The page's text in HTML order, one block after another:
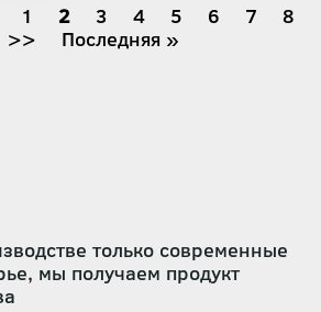
Страница
1
Текущая
страница
2 Страница
3 Страница
4 Страница
5 Страница
6 7
8
Следующая
>>
Последняя
Последняя »
только современные
мы получаем продукт